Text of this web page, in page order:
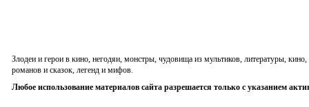
Злодеи и герои в кино, негодяи, монстры, чудовища из мультиков, литературы,
романов и сказок, легенд и мифов.
Любое использование материалов сайта разрешается только с указанием